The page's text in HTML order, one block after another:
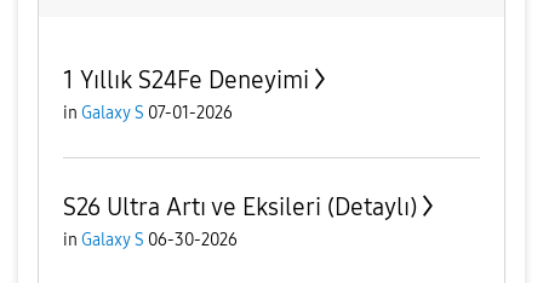
1 Yıllık S24Fe Deneyimi
in Galaxy S 07-01-2026
S26 Ultra Artı ve Eksileri (Detaylı)
in Galaxy S 06-30-2026